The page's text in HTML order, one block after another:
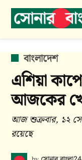
Skip
POSTED
IN
বাংলাদেশ
এশিয়া
আজকের
আজ শুক্রবার, ১২
রয়েছে